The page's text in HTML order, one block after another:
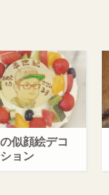
似顔絵デコ
ョン